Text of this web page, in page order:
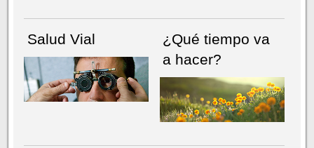
Salud Vial
¿Qué tiempo va
a hacer?